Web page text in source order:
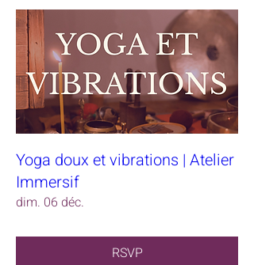
Yoga doux et vibrations | Atelier
Immersif
dim. 06 déc.
RSVP